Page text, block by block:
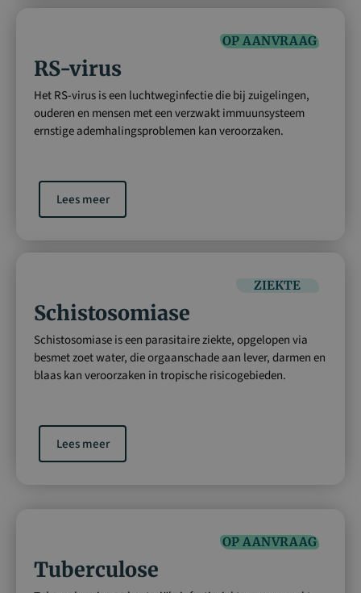
OP AANVRAAG
RS-virus
Het RS-virus is een luchtweginfectie die bij zuigelingen,
ouderen en mensen met een verzwakt immuunsysteem
ernstige ademhalingsproblemen kan veroorzaken.
Lees meer
ZIEKTE
Schistosomiase
Schistosomiase is een parasitaire ziekte, opgelopen via
besmet zoet water, die orgaanschade aan lever, darmen en
blaas kan veroorzaken in tropische risicogebieden.
Lees meer
OP AANVRAAG
Tuberculose